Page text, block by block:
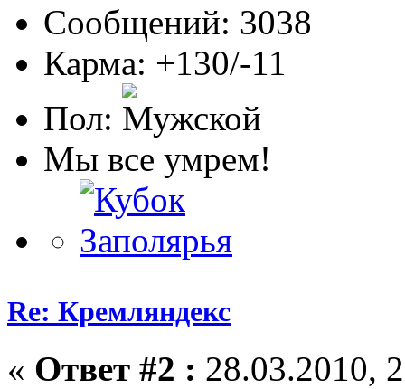
Сообщений: 3038
Карма: +130/-11
Пол:
Мы все умрем!
Re: Кремляндекс
« Ответ #2 : 28.03.2010,